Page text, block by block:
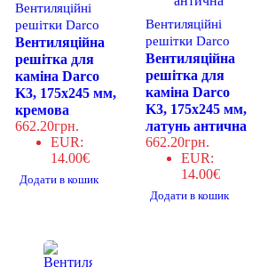
Вентиляційні
решітки Darco
Вентиляційна
решітка для
каміна Darco
K3, 175х245 мм,
кремова
662.20грн.
EUR:
14.00€
Додати в кошик
Вентиляційні
решітки Darco
Вентиляційна
решітка для
каміна Darco
K3, 175х245 мм,
латунь антична
662.20грн.
EUR:
14.00€
Додати в кошик